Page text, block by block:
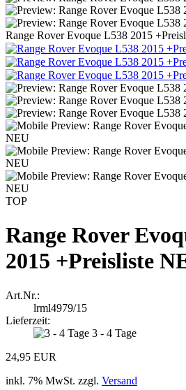
Range Rover Evoque L538 2015
TOP
Range Rover
2015 +Preisliste
Art.Nr.:
lrml4979/15
Lieferzeit:
3 - 4 Tage
24,95 EUR
inkl. 7% MwSt. zzgl. Versand